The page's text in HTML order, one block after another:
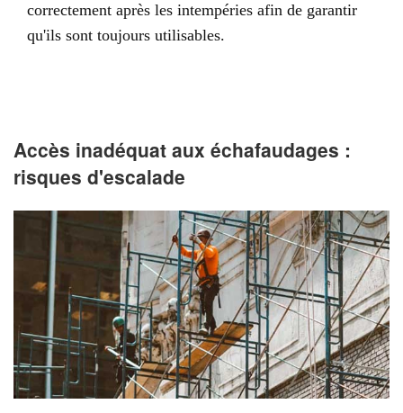
correctement après les intempéries afin de garantir
qu'ils sont toujours utilisables.
Accès inadéquat aux échafaudages :
risques d'escalade